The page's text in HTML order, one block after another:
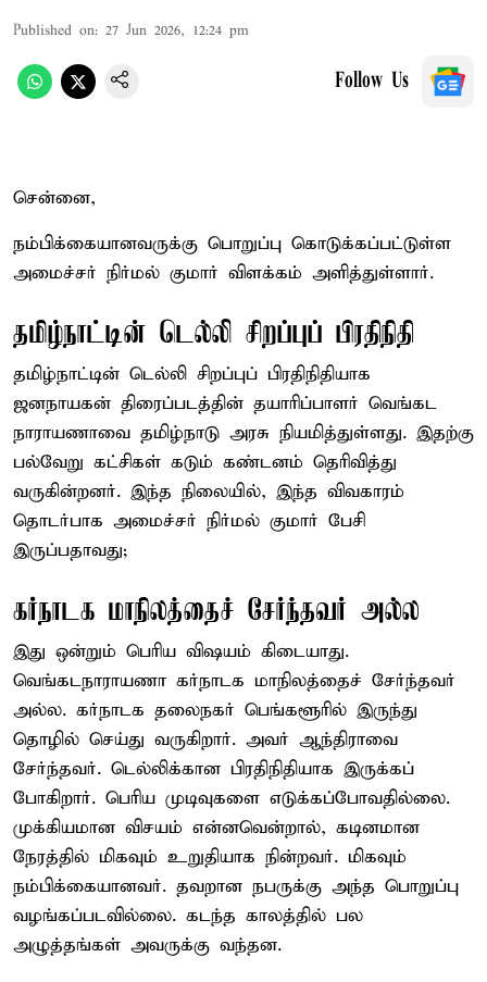
Published on: 27 Jun 2026, 12:24 pm
Follow Us
சென்னை,
நம்பிக்கையானவருக்கு பொறுப்பு கொடுக்கப்பட்டுள்ள
அமைச்சர் நிர்மல் குமார் விளக்கம் அளித்துள்ளார்.
தமிழ்நாட்டின் டெல்லி சிறப்புப் பிரதிநிதி
தமிழ்நாட்டின் டெல்லி சிறப்புப் பிரதிநிதியாக
ஜனநாயகன் திரைப்படத்தின் தயாரிப்பாளர் வெங்கட
நாராயணாவை தமிழ்நாடு அரசு நியமித்துள்ளது. இதற்கு
பல்வேறு கட்சிகள் கடும் கண்டனம் தெரிவித்து
வருகின்றனர். இந்த நிலையில், இந்த விவகாரம்
தொடர்பாக அமைச்சர் நிர்மல் குமார் பேசி
இருப்பதாவது;
கர்நாடக மாநிலத்தைச் சேர்ந்தவர் அல்ல
இது ஒன்றும் பெரிய விஷயம் கிடையாது.
வெங்கடநாராயணா கர்நாடக மாநிலத்தைச் சேர்ந்தவர்
அல்ல. கர்நாடக தலைநகர் பெங்களூரில் இருந்து
தொழில் செய்து வருகிறார். அவர் ஆந்திராவை
சேர்ந்தவர். டெல்லிக்கான பிரதிநிதியாக இருக்கப்
போகிறார். பெரிய முடிவுகளை எடுக்கப்போவதில்லை.
முக்கியமான விசயம் என்னவென்றால், கடினமான
நேரத்தில் மிகவும் உறுதியாக நின்றவர். மிகவும்
நம்பிக்கையானவர். தவறான நபருக்கு அந்த பொறுப்பு
வழங்கப்படவில்லை. கடந்த காலத்தில் பல
அழுத்தங்கள் அவருக்கு வந்தன.